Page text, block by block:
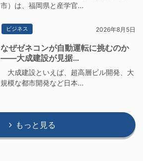
市）は、福岡県と産学官…
ビジネス 2026年8月5日
なぜゼネコンが自動運転に挑むのか
――大成建設が見据…
大成建設といえば、超高層ビル開発、大
規模な都市開発など日本…
もっと見る